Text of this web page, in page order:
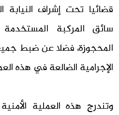
قضائيا تحت إشراف النيابة
سائق المركبة
المحجوزة، فضلا عن ضبط
الإجرامية الضالعة في هذه
وتندرج هذه العملية